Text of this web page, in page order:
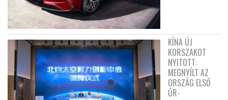
KÍNA ÚJ
KORSZAKOT
NYITOTT:
MEGNYÍLT AZ
ORSZÁG ELSŐ
ŰR-